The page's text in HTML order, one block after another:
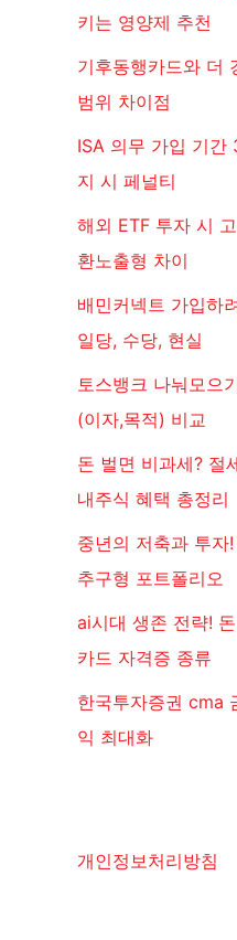
키는 영양제 추천
기후동행카드와 더
범위 차이점
ISA 의무 가입 기간
지 시 페널티
해외 ETF 투자 시
환노출형 차이
배민커넥트 가입하
일당, 수당, 현실
토스뱅크 나눠모으
(이자,목적) 비교
돈 벌면 비과세? 절
내주식 혜택 총정리
중년의 저축과 투자
추구형 포트폴리오
ai시대 생존 전략!
카드 자격증 종류
한국투자증권 cma
익 최대화
개인정보처리방침